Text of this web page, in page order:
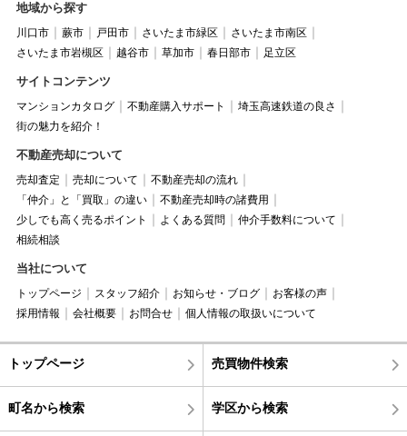
地域から探す
川口市 蕨市 戸田市 さいたま市緑区
さいたま市南区
さいたま市岩槻区
越谷市 草加市 春日部市 足立区
サイトコンテンツ
マンションカタログ 不動産購入サポート
埼玉高速鉄道の良さ
街の魅力を紹介！
不動産売却について
売却査定 売却について
不動産売却の流れ
「仲介」と「買取」の違い
不動産売却時の諸費用
少しでも高く売るポイント
よくある質問
仲介手数料について
相続相談
当社について
トップページ スタッフ紹介 お知らせ・ブログ
お客様の声
採用情報
会社概要 お問合せ 個人情報の取扱いについて
トップページ 売買物件検索
町名から検索 学区から検索